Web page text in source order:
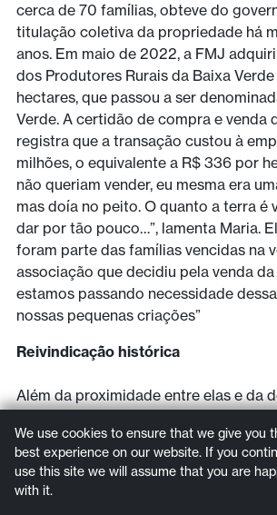
cerca de 70 famílias, obteve do
titulação coletiva da propriedade há
anos. Em maio de 2022, a FMJ
dos Produtores Rurais da Baixa Verde
hectares, que passou a ser
Verde. A certidão de compra e venda
registra que a transação custou à
milhões, o equivalente a R$ 336 por
não queriam vender, eu mesma era
mas doía no peito. O quanto a terra é
dar por tão pouco…”, lamenta Maria.
foram parte das famílias vencidas na
associação que decidiu pela venda da
estamos passando necessidade
nossas pequenas criações”
Reivindicação histórica
Além da proximidade entre elas e da
Memortumré, Porquinhos e
comum um mesmo contexto
expulsões violentas e pela redução
We use cookies to ensure that we give you
best experience on our website. If you
use this site we will assume that you are
with it.